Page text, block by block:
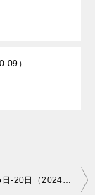
09）
デッドクロス5日-20日（2024-08-22）